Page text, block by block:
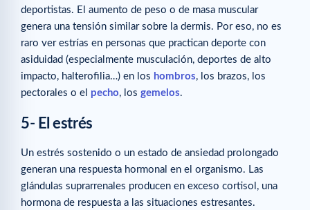
deportistas. El aumento de peso o de masa muscular
genera una tensión similar sobre la dermis. Por eso, no es
raro ver estrías en personas que practican deporte con
asiduidad (especialmente musculación, deportes de alto
impacto, halterofilia…) en los hombros, los brazos, los
pectorales o el pecho, los gemelos.
5- El estrés
Un estrés sostenido o un estado de ansiedad prolongado
generan una respuesta hormonal en el organismo. Las
glándulas suprarrenales producen en exceso cortisol, una
hormona de respuesta a las situaciones estresantes.